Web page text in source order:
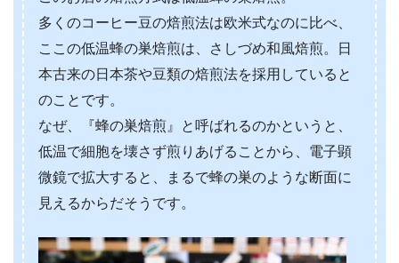
多くのコーヒー豆の焙煎法は欧米式なのに比べ、
ここの低温蜂の巣焙煎は、さしづめ和風焙煎。日
本古来の日本茶や豆類の焙煎法を採用していると
のことです。
なぜ、『蜂の巣焙煎』と呼ばれるのかというと、
低温で細胞を壊さず煎りあげることから、電子顕
微鏡で拡大すると、まるで蜂の巣のような断面に
見えるからだそうです。